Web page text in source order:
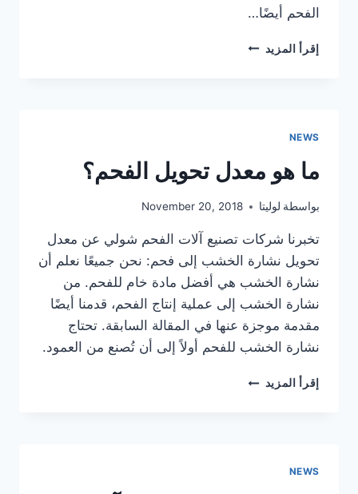
الفحم أيضًا…
إقرأ المزيد بعض
NEWS
ما هو معدل تحويل الفحم؟
بواسطة لوليتا November 20, 2018
تخبرنا شركات تصنيع آلات الفحم شولي عن معدل
تحويل نشارة الخشب إلى فحم: نحن جميعًا نعلم أن
نشارة الخشب هي أفضل مادة خام للفحم. من
نشارة الخشب إلى عملية إنتاج الفحم، قدمنا أيضًا
مقدمة موجزة عنها في المقالة السابقة. تحتاج
نشارة الخشب للفحم أولاً إلى أن تُصنع من العمود.
إقرأ المزيد ما
NEWS